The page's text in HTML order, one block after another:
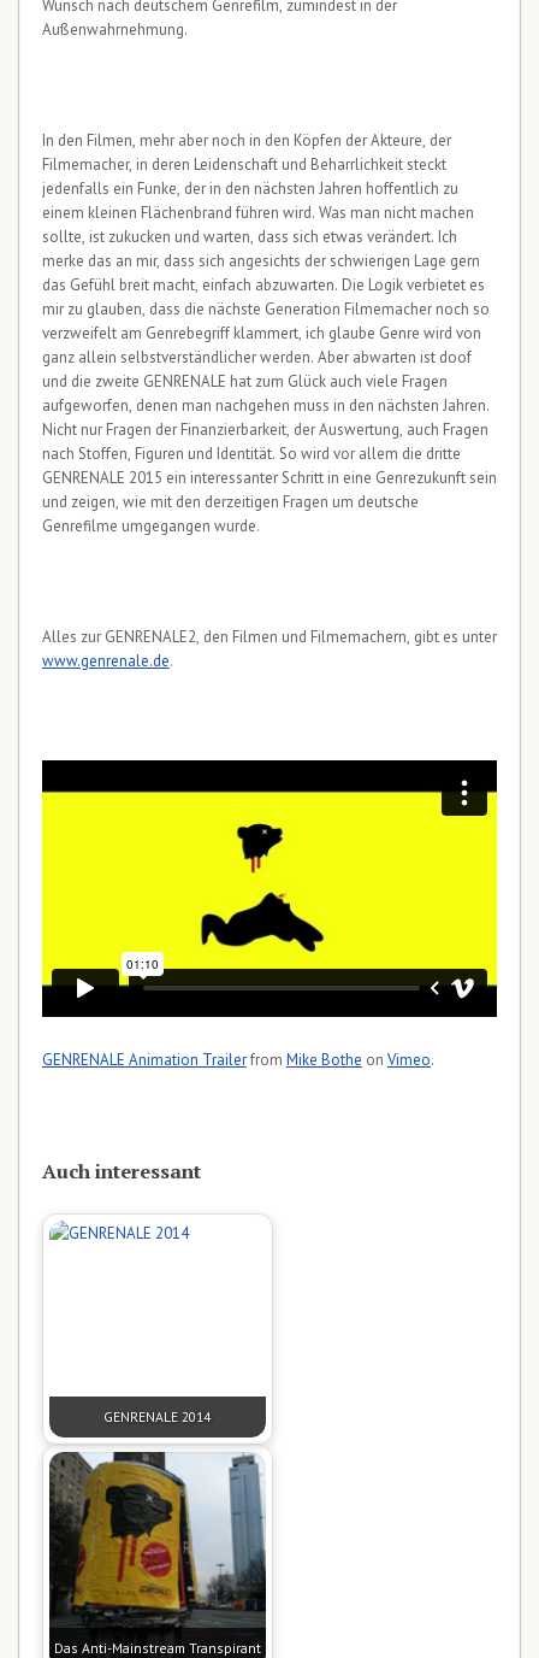
Wunsch nach deutschem Genrefilm, zumindest in der
Außenwahrnehmung.
In den Filmen, mehr aber noch in den Köpfen der Akteure, der
Filmemacher, in deren Leidenschaft und Beharrlichkeit steckt
jedenfalls ein Funke, der in den nächsten Jahren hoffentlich zu
einem kleinen Flächenbrand führen wird. Was man nicht machen
sollte, ist zukucken und warten, dass sich etwas verändert. Ich
merke das an mir, dass sich angesichts der schwierigen Lage gern
das Gefühl breit macht, einfach abzuwarten. Die Logik verbietet es
mir zu glauben, dass die nächste Generation Filmemacher noch so
verzweifelt am Genrebegriff klammert, ich glaube Genre wird von
ganz allein selbstverständlicher werden. Aber abwarten ist doof
und die zweite GENRENALE hat zum Glück auch viele Fragen
aufgeworfen, denen man nachgehen muss in den nächsten Jahren.
Nicht nur Fragen der Finanzierbarkeit, der Auswertung, auch Fragen
nach Stoffen, Figuren und Identität. So wird vor allem die dritte
GENRENALE 2015 ein interessanter Schritt in eine Genrezukunft sein
und zeigen, wie mit den derzeitigen Fragen um deutsche
Genrefilme umgegangen wurde.
Alles zur GENRENALE2, den Filmen und Filmemachern, gibt es unter
www.genrenale.de.
GENRENALE Animation Trailerfrom Mike Bothe on Vimeo.
Auch interessant
GENRENALE 2014
Das Anti-Mainstream Transpirant